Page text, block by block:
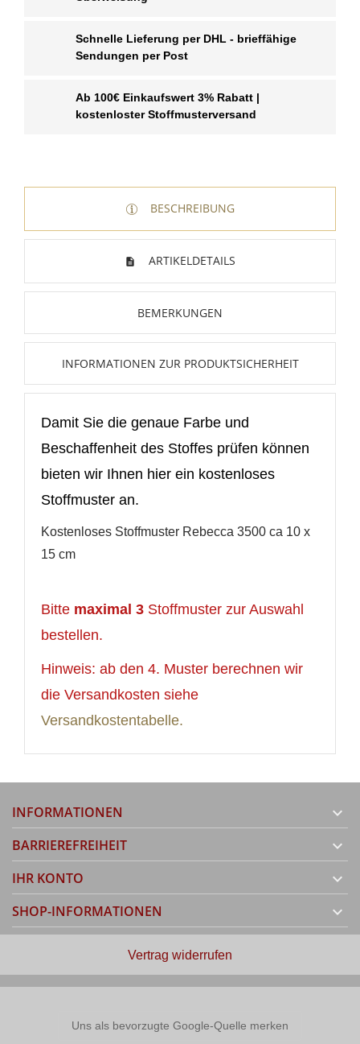
Schnelle Lieferung per DHL - brieffähige
Sendungen per Post
Ab 100€ Einkaufswert 3% Rabatt |
kostenloster Stoffmusterversand
BESCHREIBUNG
ARTIKELDETAILS
BEMERKUNGEN
INFORMATIONEN ZUR PRODUKTSICHERHEIT
Damit Sie die genaue Farbe und
Beschaffenheit des Stoffes prüfen können
bieten wir Ihnen hier ein kostenloses
Stoffmuster an.
Kostenloses Stoffmuster Rebecca 3500 ca 10 x
15 cm
Bitte maximal 3 Stoffmuster zur Auswahl
bestellen.
Hinweis: ab den 4. Muster berechnen wir
die Versandkosten siehe
Versandkostentabelle.
INFORMATIONEN 
BARRIEREFREIHEIT 
IHR KONTO 
SHOP-INFORMATIONEN 
AUF MEINE WUNSCHLISTE
add_circle_outline Neue Liste anlegen
WUNSCHLISTE ERSTELLEN
Name der Wunschliste
Wunschliste
ANMELDEN
Sie müssen angemeldet sein, um Artikel Ihrer
Wunschliste hinzufügen zu können.
Anmelden
Vertrag widerrufen
Uns als bevorzugte Google-Quelle merken